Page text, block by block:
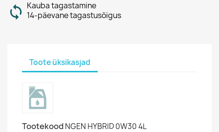
Kauba tagastamine
14-päevane tagastusõigus
Toote üksikasjad
Tootekood NGEN HYBRID 0W30 4L